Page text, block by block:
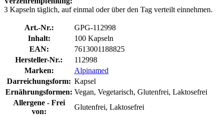
3 Kapseln täglich, auf einmal oder über den Tag verteilt einnehmen.
Art.-Nr.:
GPG-112998
Inhalt:
100 Kapseln
EAN:
7613001188825
Hersteller-Nr.:
112998
Marken:
Alpinamed
Darreichungsform: Kapsel
Ernährungsformen: Vegan, Vegetarisch, Glutenfrei, Laktosefrei
Allergene - Frei
von:
Glutenfrei, Laktosefrei